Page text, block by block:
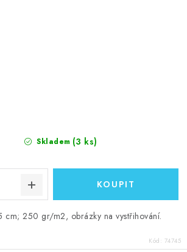
Skladem (3 ks)
cm; 250 gr/m2, obrázky na vystřihování.
Kód: 74745